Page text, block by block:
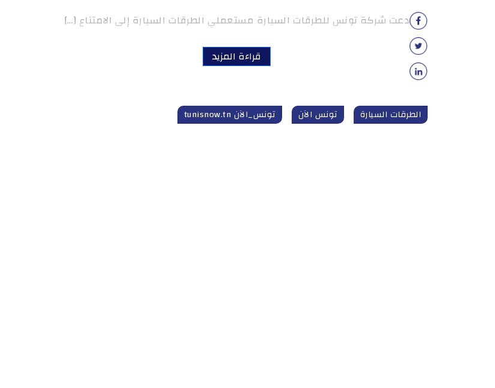
دعت شركة تونس للطرقات السيارة مستعملي الطرقات السيارة إلى الامتناع […]
قراءة المزيد
الطرقات السيارة تونس الآن تونس_الآن tunisnow.tn